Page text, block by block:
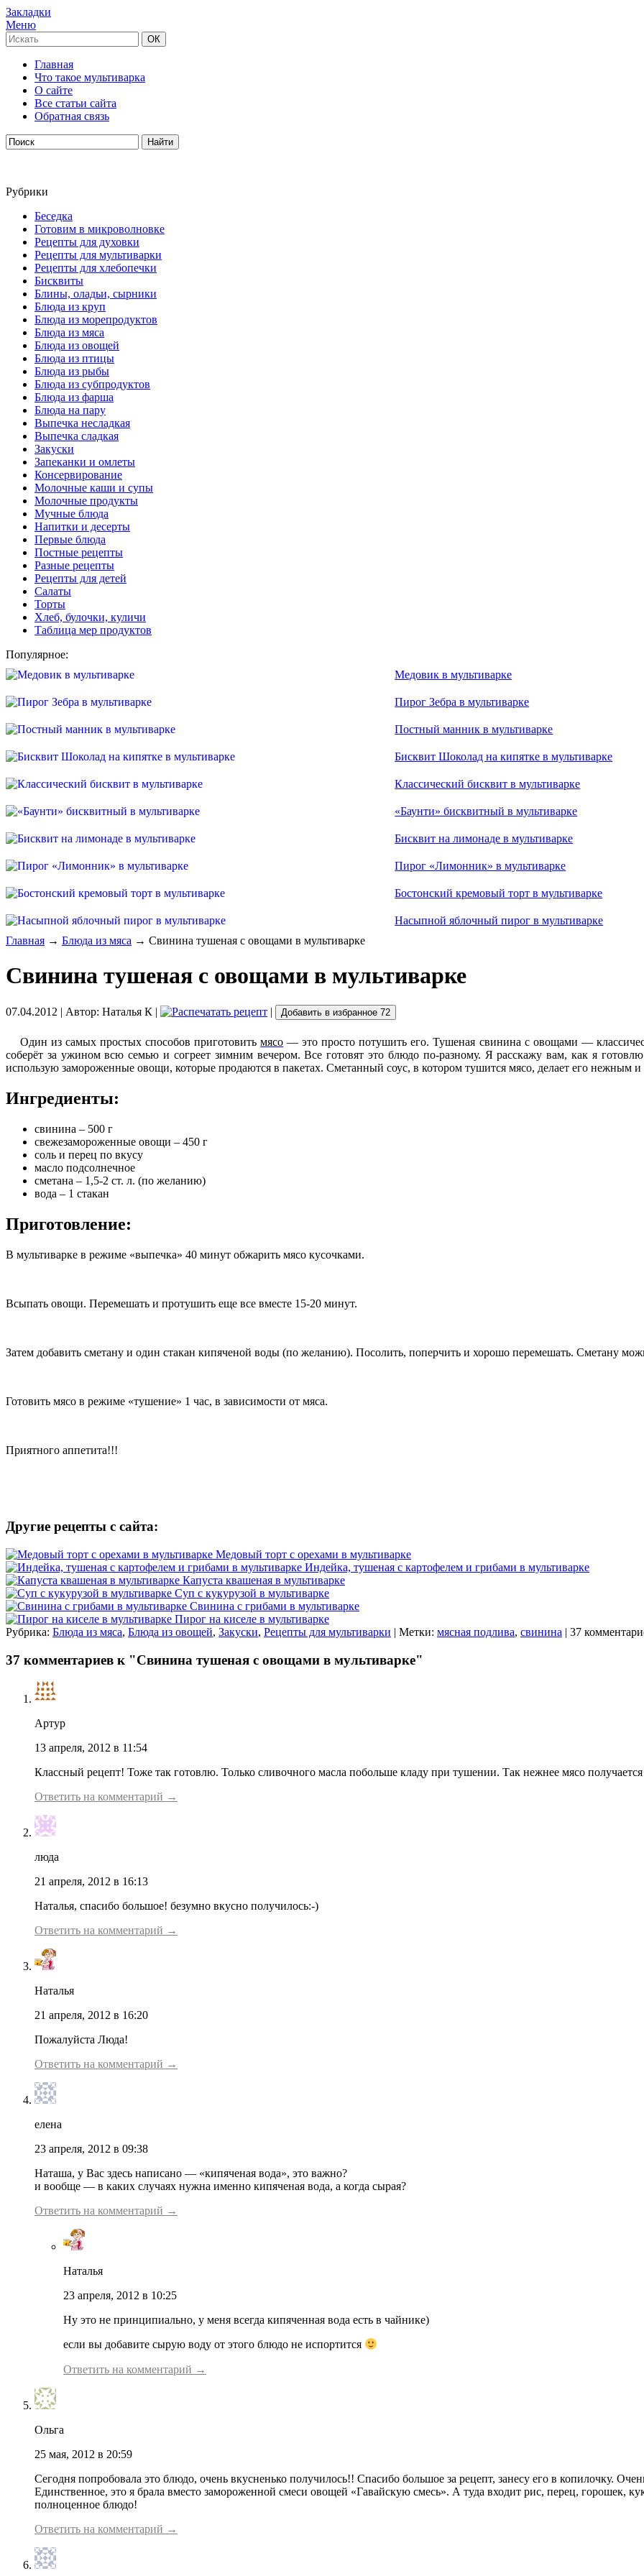
Закладки
Меню
Главная
Что такое мультиварка
О сайте
Все статьи сайта
Обратная связь
Рубрики
Беседка
Готовим в микроволновке
Рецепты для духовки
Рецепты для мультиварки
Рецепты для хлебопечки
Бисквиты
Блины, оладьи, сырники
Блюда из круп
Блюда из морепродуктов
Блюда из мяса
Блюда из овощей
Блюда из птицы
Блюда из рыбы
Блюда из субпродуктов
Блюда из фарша
Блюда на пару
Выпечка несладкая
Выпечка сладкая
Закуски
Запеканки и омлеты
Консервирование
Молочные каши и супы
Молочные продукты
Мучные блюда
Напитки и десерты
Первые блюда
Постные рецепты
Разные рецепты
Рецепты для детей
Салаты
Торты
Хлеб, булочки, куличи
Таблица мер продуктов
Популярное:
Медовик в мультиварке
Пирог Зебра в мультиварке
Постный манник в мультиварке
Бисквит Шоколад на кипятке в мультиварке
Классический бисквит в мультиварке
«Баунти» бисквитный в мультиварке
Бисквит на лимонаде в мультиварке
Пирог «Лимонник» в мультиварке
Бостонский кремовый торт в мультиварке
Насыпной яблочный пирог в мультиварке
Главная → Блюда из мяса → Свинина тушеная с овощами в мультиварке
Свинина тушеная с овощами в мультиварке
07.04.2012 | Автор: Наталья К | | Добавить в избранное 72
Один из самых простых способов приготовитьмясо — это просто потушить его. Тушеная свинина с овощами —
соберёт за ужином всю семью и согреет зимним вечером. Все готовят это блюдо по-разному. Я расскажу вам, как я
использую замороженные овощи, которые продаются в пакетах. Сметанный соус, в котором тушится мясо, делает его
Ингредиенты:
свинина – 500 г
свежезамороженные овощи – 450 г
соль и перец по вкусу
масло подсолнечное
сметана – 1,5-2 ст. л. (по желанию)
вода – 1 стакан
Приготовление:
В мультиварке в режиме «выпечка» 40 минут обжарить мясо кусочками.
Всыпать овощи. Перемешать и протушить еще все вместе 15-20 минут.
Затем добавить сметану и один стакан кипяченой воды (по желанию). Посолить, поперчить и хорошо перемешать. Сметану
Готовить мясо в режиме «тушение» 1 час, в зависимости от мяса.
Приятного аппетита!!!
Другие рецепты с сайта:
Медовый торт с орехами в мультиварке
Индейка, тушеная с картофелем и грибами в мультиварке
Капуста квашеная в мультиварке
Суп с кукурузой в мультиварке
Свинина с грибами в мультиварке
Пирог на киселе в мультиварке
Рубрика: Блюда из мяса, Блюда из овощей, Закуски, Рецепты для мультиварки | Метки: мясная подлива, свинина | 37
37 комментариев к "Свинина тушеная с овощами в мультиварке"
Артур
13 апреля, 2012 в 11:54
Классный рецепт! Тоже так готовлю. Только сливочного масла побольше кладу при тушении. Так нежнее мясо получается
Ответить на комментарий →
люда
21 апреля, 2012 в 16:13
Наталья, спасибо большое! безумно вкусно получилось:-)
Ответить на комментарий →
Наталья
21 апреля, 2012 в 16:20
Пожалуйста Люда!
Ответить на комментарий →
елена
23 апреля, 2012 в 09:38
Наташа, у Вас здесь написано — «кипяченая вода», это важно?
и вообще — в каких случаях нужна именно кипяченая вода, а когда сырая?
Ответить на комментарий →
Наталья
23 апреля, 2012 в 10:25
Ну это не принципиально, у меня всегда кипяченная вода есть в чайнике)
если вы добавите сырую воду от этого блюдо не испортится
Ответить на комментарий →
Ольга
25 мая, 2012 в 20:59
Сегодня попробовала это блюдо, очень вкусненько получилось!! Спасибо большое за рецепт, занесу его в копилочку.
Единственное, это я брала вместо замороженной смеси овощей «Гавайскую смесь». А туда входит рис, перец, горошек,
полноценное блюдо!
Ответить на комментарий →